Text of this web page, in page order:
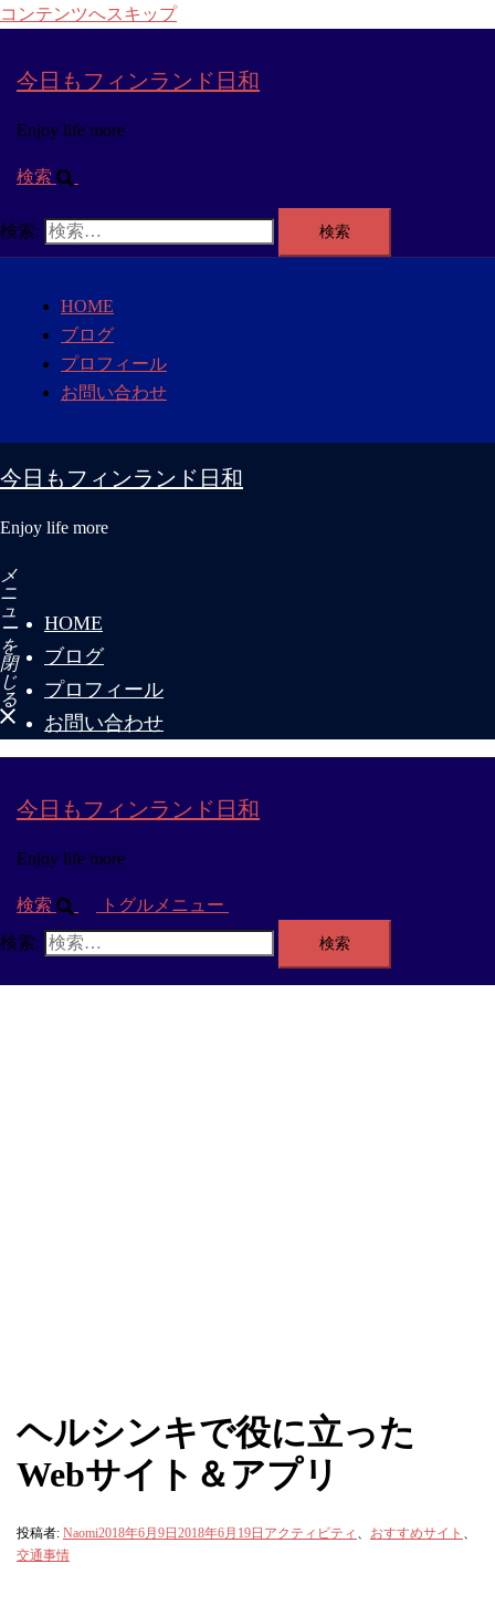
コンテンツへスキップ
今日もフィンランド日和
Enjoy life more
検索
検索:
HOME
ブログ
プロフィール
お問い合わせ
今日もフィンランド日和
Enjoy life more
メ
ニ
ュ
ー
を
閉
じ
る
HOME
ブログ
プロフィール
お問い合わせ
今日もフィンランド日和
Enjoy life more
検索
トグルメニュー
検索:
ヘルシンキで役に立った
Webサイト＆アプリ
投稿者: Naomi2018年6月9日 2018年6月19日 アクティビティ 、 おすすめサイト 、
交通事情